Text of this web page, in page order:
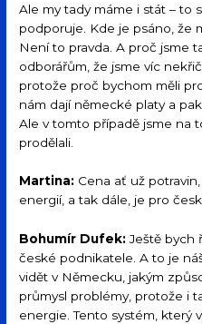
Ale my tady máme i stát – to
podporuje. Kde je psáno, že
Není to pravda. A proč jsme
odborářům, že jsme víc
protože proč bychom měli
nám dají německé platy a
Ale v tomto případě jsme na
prodělali.
Martina: Cena ať už
energií, a tak dále, je pro
Bohumír Dufek:Ještě bych
české podnikatele. A to je
vidět v Německu, jakým
průmysl problémy, protože i
energie. Tento systém, který